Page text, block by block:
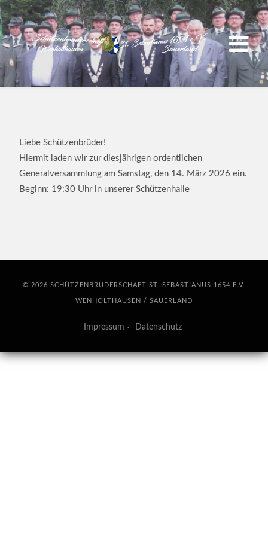
Liebe Schützenbrüder!
Hiermit laden wir zur diesjährigen ordentlichen
Generalversammlung am Samstag, den 14. März 2026 ein.
Beginn: 19:30 Uhr in unserer Schützenhalle
Impressum Datenschutz
© 2026 SCHÜTZENBRUDERSCHAFT ST. SEBASTIANUS 1654 E.V.
WENHOLTHAUSEN / SAUERLAND